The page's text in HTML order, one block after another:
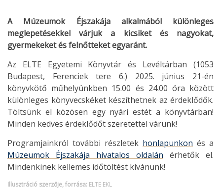
A Múzeumok Éjszakája alkalmából különleges
meglepetésekkel várjuk a kicsiket és nagyokat,
gyermekeket és felnőtteket egyaránt.
Az ELTE Egyetemi Könyvtár és Levéltárban (1053
Budapest, Ferenciek tere 6.) 2025. június 21-én
könyvkötő műhelyünkben 15.00 és 24.00 óra között
különleges könyvecskéket készíthetnek az érdeklődők.
Töltsünk el közösen egy nyári estét a könyvtárban!
Minden kedves érdeklődőt szeretettel várunk!
Programjainkról további részletek honlapunkon és a
Múzeumok Éjszakája hivatalos oldalán érhetők el.
Mindenkinek kellemes időtöltést kívánunk!
Illusztráció szerzője, forrása: ELTE EKL